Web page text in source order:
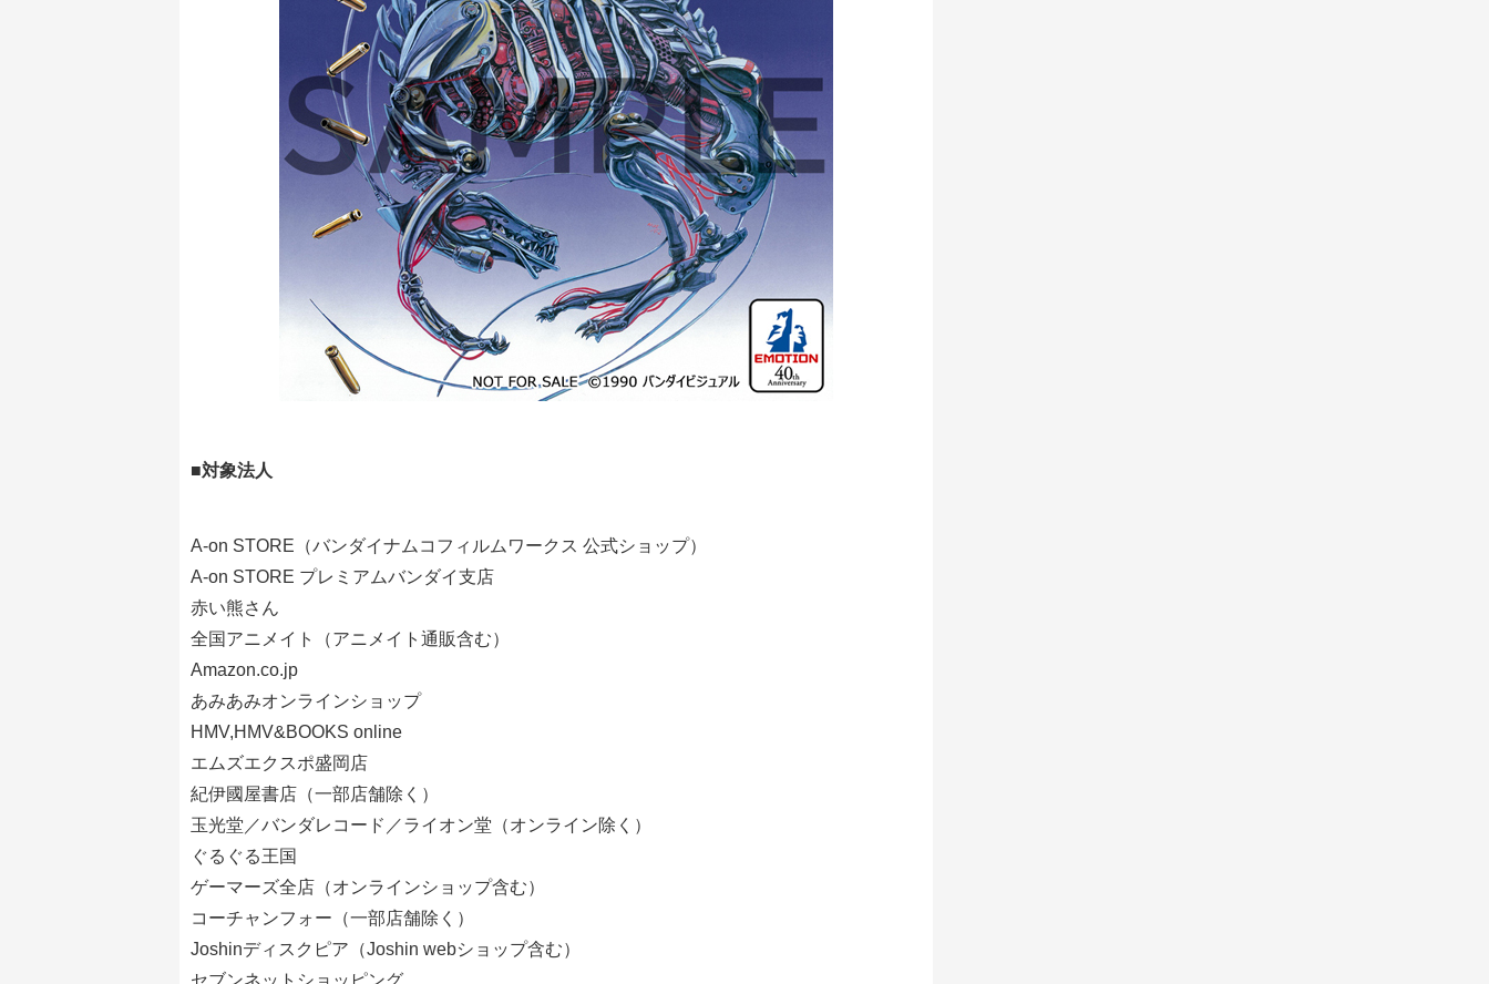
■対象法人
A-on STORE（バンダイナムコフィルムワークス 公式ショップ）
A-on STORE プレミアムバンダイ支店
赤い熊さん
全国アニメイト（アニメイト通販含む）
Amazon.co.jp
あみあみオンラインショップ
HMV,HMV&BOOKS online
エムズエクスポ盛岡店
紀伊國屋書店（一部店舗除く）
玉光堂／バンダレコード／ライオン堂（オンライン除く）
ぐるぐる王国
ゲーマーズ全店（オンラインショップ含む）
コーチャンフォー（一部店舗除く）
Joshinディスクピア（Joshin webショップ含む）
セブンネットショッピング